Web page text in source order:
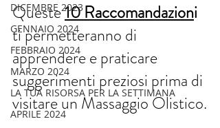
DICEMBRE 2023
GENNAIO 2024
FEBBRAIO 2024
MARZO 2024
LA TUA RISORSA PER LA SETTIMANA
APRILE 2024
Queste10 Raccomandazioni
ti permetteranno di
apprendere e praticare
suggerimenti preziosi prima di
visitare un Massaggio Olistico.